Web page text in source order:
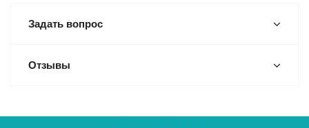
Задать вопрос
Отзывы